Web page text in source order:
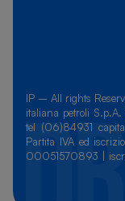
IP – All rights
italiana petroli
tel (06)84931
Partita IVA ed
00051570893 |